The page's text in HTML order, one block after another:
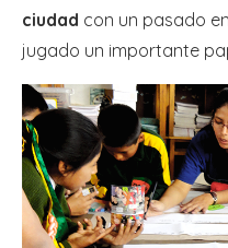
ciudad con un pasado
jugado un importante